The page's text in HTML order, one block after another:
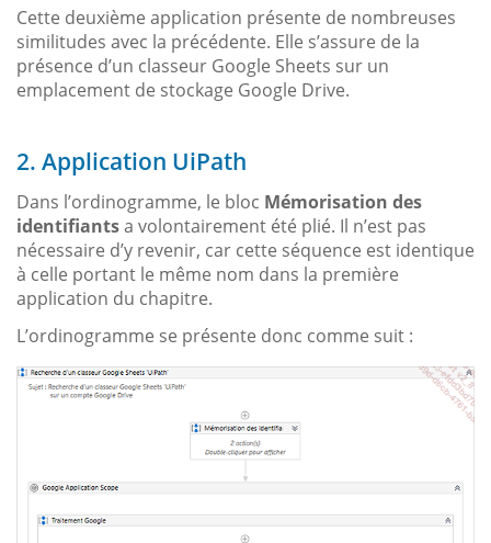
Cette deuxième application présente de nombreuses
similitudes avec la précédente. Elle s’assure de la
présence d’un classeur Google Sheets sur un
emplacement de stockage Google Drive.
2. Application UiPath
Dans l’ordinogramme, le bloc Mémorisation des
identifiantsa volontairement été plié. Il n’est pas
nécessaire d’y revenir, car cette séquence est identique
à celle portant le même nom dans la première
application du chapitre.
L’ordinogramme se présente donc comme suit :